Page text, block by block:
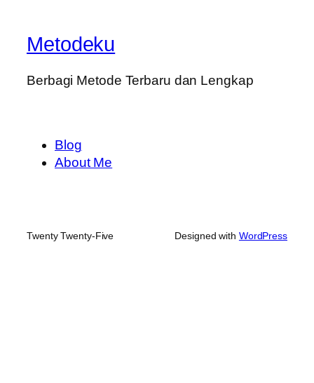
Metodeku
Berbagi Metode Terbaru dan Lengkap
Blog
About Me
Twenty Twenty-Five Designed with WordPress